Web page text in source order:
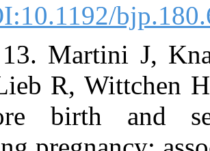
[DOI:10.1192/
13. 13. Martini
K, Lieb R,
before birth